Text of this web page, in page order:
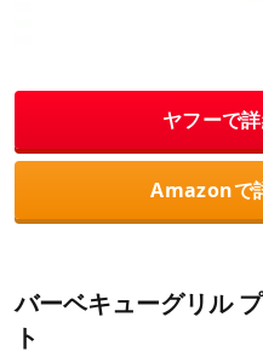
ヤフーで
Amazonで
バーベキューグリル
ト